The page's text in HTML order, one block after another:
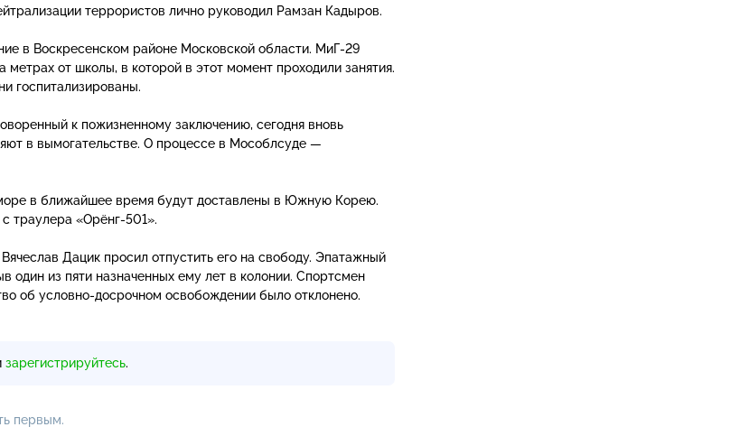
террористов лично руководил Рамзан Кадыров.
в Воскресенском районе Московской области. МиГ-29
от школы, в которой в этот момент проходили занятия.
госпитализированы.
к пожизненному заключению, сегодня вновь
в вымогательстве. О процессе в Мособлсуде —
в ближайшее время будут доставлены в Южную Корею.
траулера «Орёнг-501».
Дацик просил отпустить его на свободу. Эпатажный
один из пяти назначенных ему лет в колонии. Спортсмен
об условно-досрочном освобождении было отклонено.
зарегистрируйтесь.
первым.